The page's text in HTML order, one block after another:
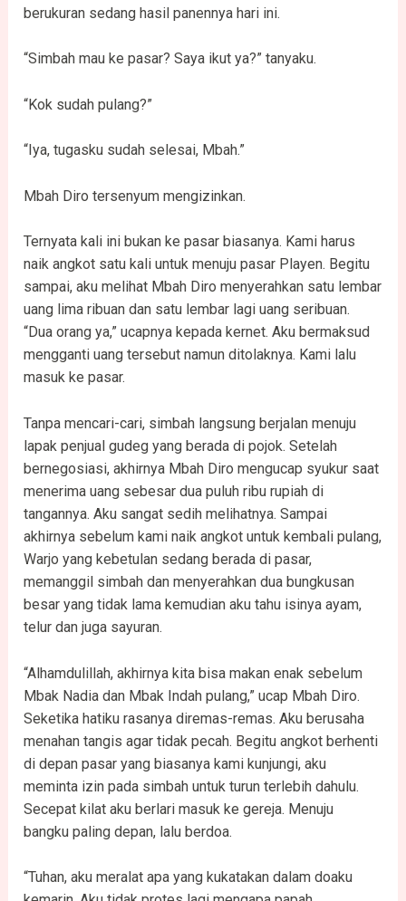
berukuran sedang hasil panennya hari ini.
“Simbah mau ke pasar? Saya ikut ya?” tanyaku.
“Kok sudah pulang?”
“Iya, tugasku sudah selesai, Mbah.”
Mbah Diro tersenyum mengizinkan.
Ternyata kali ini bukan ke pasar biasanya. Kami harus
naik angkot satu kali untuk menuju pasar Playen. Begitu
sampai, aku melihat Mbah Diro menyerahkan satu lembar
uang lima ribuan dan satu lembar lagi uang seribuan.
“Dua orang ya,” ucapnya kepada kernet. Aku bermaksud
mengganti uang tersebut namun ditolaknya. Kami lalu
masuk ke pasar.
Tanpa mencari-cari, simbah langsung berjalan menuju
lapak penjual gudeg yang berada di pojok. Setelah
bernegosiasi, akhirnya Mbah Diro mengucap syukur saat
menerima uang sebesar dua puluh ribu rupiah di
tangannya. Aku sangat sedih melihatnya. Sampai
akhirnya sebelum kami naik angkot untuk kembali pulang,
Warjo yang kebetulan sedang berada di pasar,
memanggil simbah dan menyerahkan dua bungkusan
besar yang tidak lama kemudian aku tahu isinya ayam,
telur dan juga sayuran.
“Alhamdulillah, akhirnya kita bisa makan enak sebelum
Mbak Nadia dan Mbak Indah pulang,” ucap Mbah Diro.
Seketika hatiku rasanya diremas-remas. Aku berusaha
menahan tangis agar tidak pecah. Begitu angkot berhenti
di depan pasar yang biasanya kami kunjungi, aku
meminta izin pada simbah untuk turun terlebih dahulu.
Secepat kilat aku berlari masuk ke gereja. Menuju
bangku paling depan, lalu berdoa.
“Tuhan, aku meralat apa yang kukatakan dalam doaku